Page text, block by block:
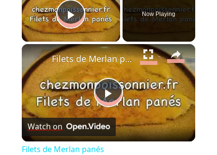
Play Video
Now Playing
×
Play
Video
Filets de Merlan panés
Watch on
Filets de Merlan panés